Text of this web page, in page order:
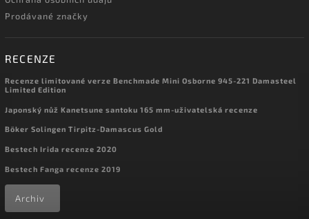
Prodávané značky
RECENZE
Recenze limitované verze Benchmade Mini Osborne 945-221 Damasteel
Limited Edition
Japonský nůž Kanetsune santoku 165 mm-uživatelská recenze
Böker Solingen Tirpitz-Damascus Gold
Bestech Irida recenze 2020
Bestech Fanga recenze 2019
Archiv